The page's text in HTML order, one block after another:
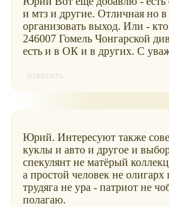
и мтз и другие. Отличная но
организовать выход. Или -
246007 Гомель Чонгарской
есть и в ОК и в других. С
ответить
Юрий. Интересуют также
куклы и авто и другое и
спекулянт не матёрый
а простой человек не
трудяга не ура - патриот не
полагаю.